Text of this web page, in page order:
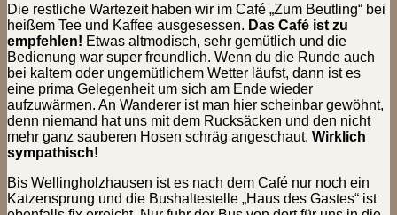
Die restliche Wartezeit haben wir im Café „Zum Beutling“ bei
heißem Tee und Kaffee ausgesessen. Das Café ist zu
empfehlen! Etwas altmodisch, sehr gemütlich und die
Bedienung war super freundlich. Wenn du die Runde auch
bei kaltem oder ungemütlichem Wetter läufst, dann ist es
eine prima Gelegenheit um sich am Ende wieder
aufzuwärmen. An Wanderer ist man hier scheinbar gewöhnt,
denn niemand hat uns mit dem Rucksäcken und den nicht
mehr ganz sauberen Hosen schräg angeschaut. Wirklich
sympathisch!
Bis Wellingholzhausen ist es nach dem Café nur noch ein
Katzensprung und die Bushaltestelle „Haus des Gastes“ ist